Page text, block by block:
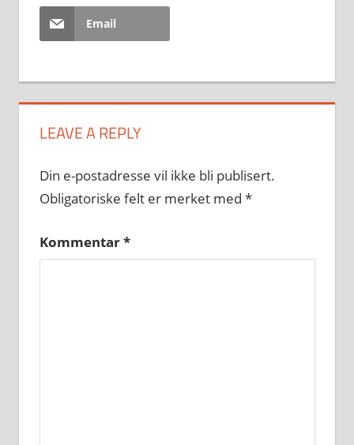
Email
LEAVE A REPLY
Din e-postadresse vil ikke bli publisert.
Obligatoriske felt er merket med *
Kommentar*